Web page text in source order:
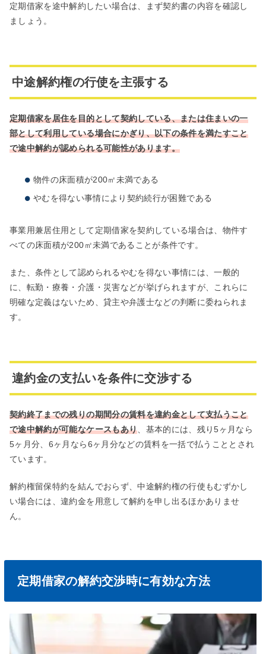
定期借家を途中解約したい場合は、まず契約書の内容を確認し
ましょう。
中途解約権の行使を主張する
定期借家を居住を目的として契約している、または住まいの一
部として利用している場合にかぎり、以下の条件を満たすこと
で途中解約が認められる可能性があります。
物件の床面積が200㎡未満である
やむを得ない事情により契約続行が困難である
事業用兼居住用として定期借家を契約している場合は、物件す
べての床面積が200㎡未満であることが条件です。
また、条件として認められるやむを得ない事情には、一般的
に、転勤・療養・介護・災害などが挙げられますが、これらに
明確な定義はないため、貸主や弁護士などの判断に委ねられま
す。
違約金の支払いを条件に交渉する
契約終了までの残りの期間分の賃料を違約金として支払うこと
で途中解約が可能なケースもあり 、基本的には、残り5ヶ月なら
5ヶ月分、6ヶ月なら6ヶ月分などの賃料を一括で払うこととされ
ています。
解約権留保特約を結んでおらず、中途解約権の行使もむずかし
い場合には、違約金を用意して解約を申し出るほかありませ
ん。
定期借家の解約交渉時に有効な方法